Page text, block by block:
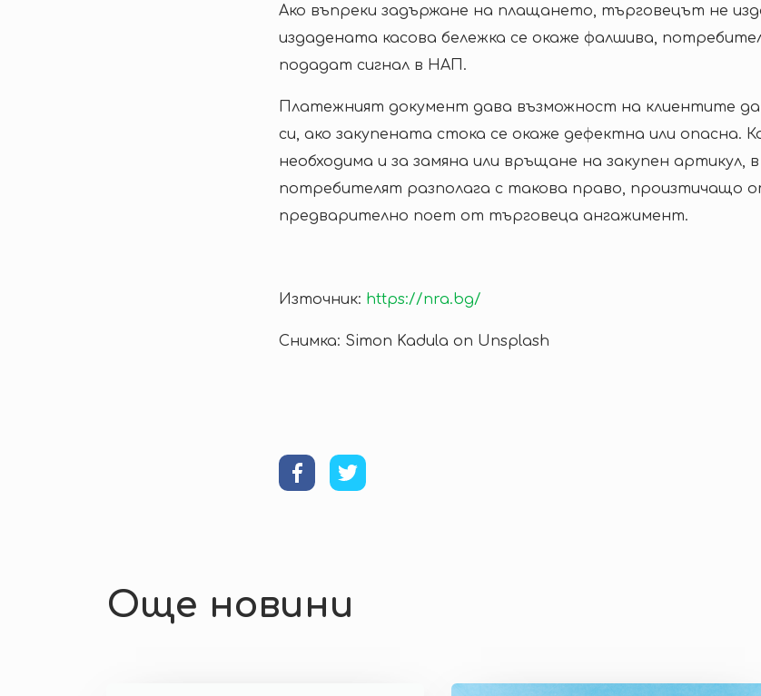
Ако въпреки задържане на плащането, търговецът не
издадената касова бележка се окаже фалшива,
подадат сигнал в НАП.
Платежният документ дава възможност на клиентите
си, ако закупената стока се окаже дефектна или опасна.
необходима и за замяна или връщане на закупен артикул, в
потребителят разполага с такова право, произтичащо
предварително поет от търговеца ангажимент.
Източник: https://nra.bg/
Снимка: Simon Kadula on Unsplash
Още новини